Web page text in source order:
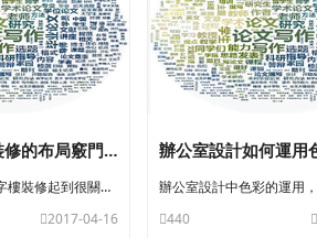
寫字樓會議室裝修的布局竅門有哪些？
會議室布局對于寫字樓裝修起到很關鍵的點睛作用，這時會議室裝修的布局應大
2017-04-16
440